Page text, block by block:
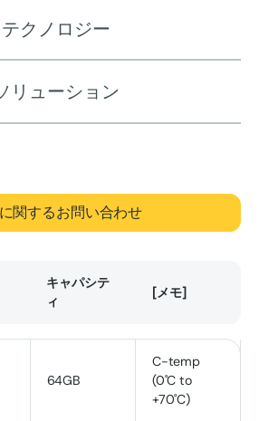
テクノロジー
リューション
関するお問い合わせ
キャパシテ
ィ
[メモ]
64GB
C-temp
(0˚C to
+70˚C)